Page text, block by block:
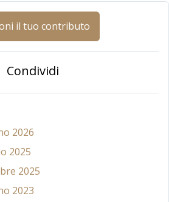
il tuo contributo
Condividi
2026
2025
2025
2023